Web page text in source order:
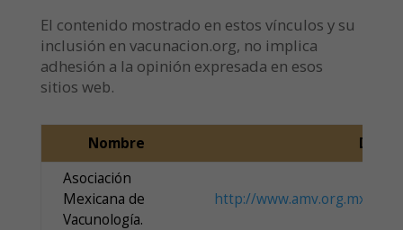
El contenido mostrado en estos vínculos y su
inclusión en vacunacion.org, no implica
adhesión a la opinión expresada en esos
sitios web.
Nombre
Asociación
Mexicana de
Vacunología.
http://www.amv.org.mx/